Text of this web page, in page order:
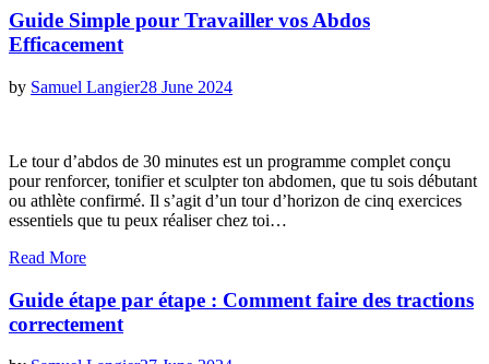
Guide Simple pour Travailler vos Abdos
Efficacement
by Samuel LangierPosted
28 June 2024
Le tour d’abdos de 30 minutes est un programme complet conçu
pour renforcer, tonifier et sculpter ton abdomen, que tu sois débutant
ou athlète confirmé. Il s’agit d’un tour d’horizon de cinq exercices
essentiels que tu peux réaliser chez toi…
Read More
Guide étape par étape : Comment faire des tractions
correctement